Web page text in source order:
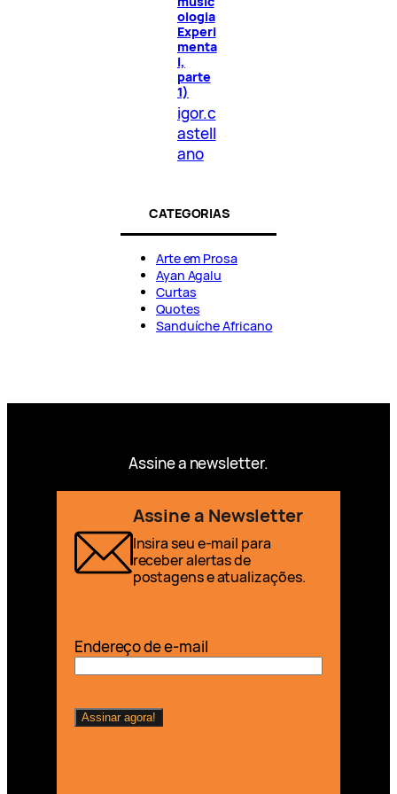
ologia
Experi
menta
l,
parte
1)
igor.c
astell
ano
CATEGORIAS
Arte em Prosa
Ayan Agalu
Curtas
Quotes
Sanduíche Africano
Assine a newsletter.
Assine a Newsletter
Insira seu e-mail para
receber alertas de
postagens e atualizações.
Endereço de e-mail